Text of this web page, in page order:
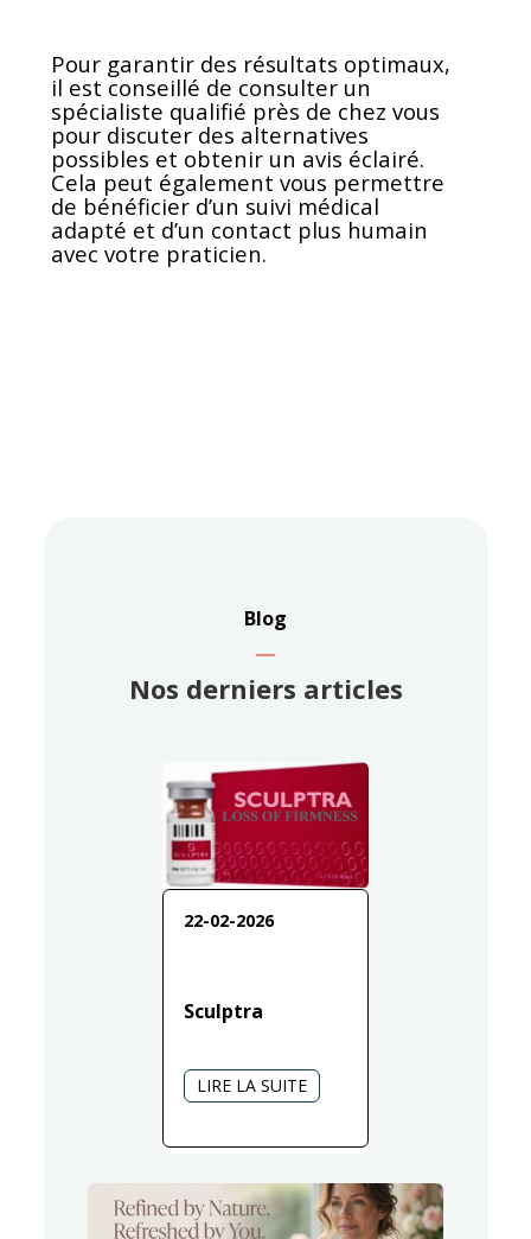
Pour garantir des résultats optimaux,
il est conseillé de consulter un
spécialiste qualifié près de chez vous
pour discuter des alternatives
possibles et obtenir un avis éclairé.
Cela peut également vous permettre
de bénéficier d’un suivi médical
adapté et d’un contact plus humain
avec votre praticien.
Blog
Nos derniers articles
22-02-2026
Sculptra
LIRE LA SUITE